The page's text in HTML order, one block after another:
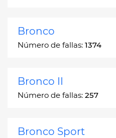
Bronco
Número de fallas: 1374
Bronco II
Número de fallas: 257
Bronco Sport